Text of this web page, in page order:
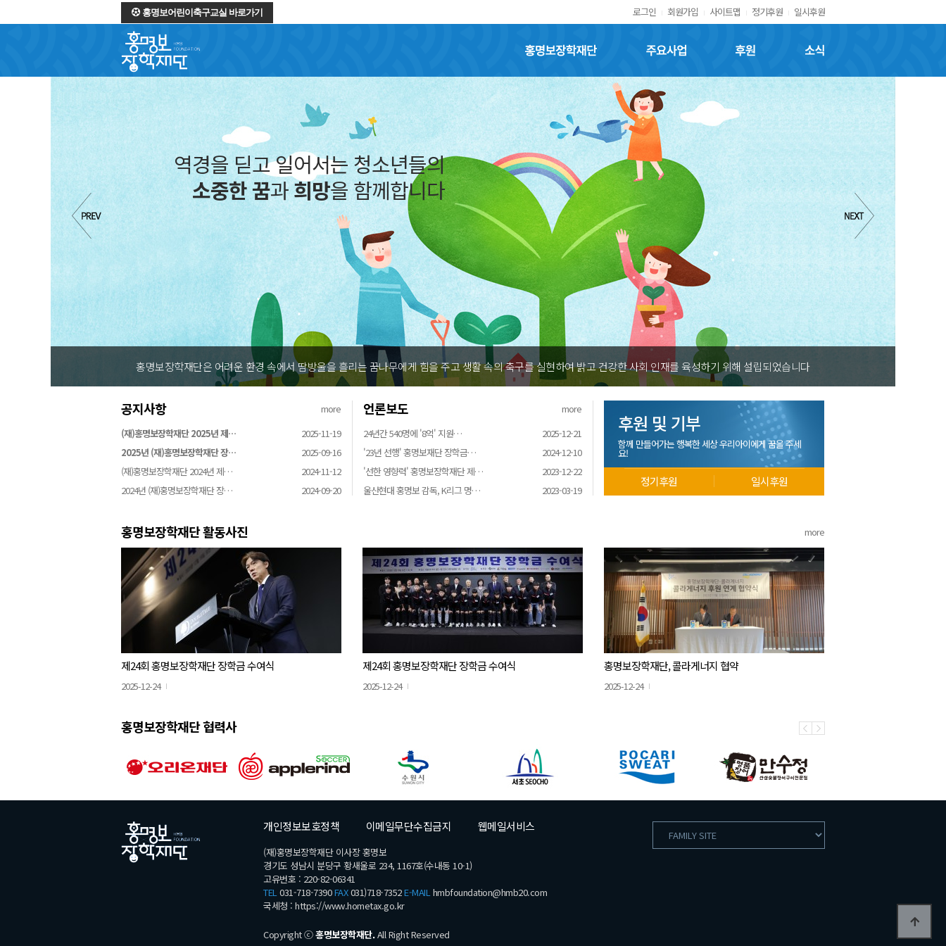
홍명보어린이축구교실 바로가기 로그인 회원가입 사이트맵 정기후원 일시후원
홍명보장학재단 주요사업 후원 소식
역경을 딛고 일어서는 청소년들의
소중한 꿈과희망을 함께합니다
홍명보장학재단은 어려운 환경 속에서 땀방울을 흘리는 꿈나무에게 힘을 주고 생활 속의 축구를 실현하여 밝고 건강한 사회 인재를 육성하기 위해 설립되었습니다
공지사항
more
(재)홍명보장학재단 2025년 제…
2025-11-19
2025년 (재)홍명보장학재단 장…
2025-09-16
(재)홍명보장학재단 2024년 제…
2024-11-12
2024년 (재)홍명보장학재단 장…
2024-09-20
언론보도
more
24년간 540명에 '8억' 지원…
2025-12-21
'23년 선행' 홍명보재단 장학금…
2024-12-10
'선한 영향력' 홍명보장학재단 제…
2023-12-22
울산현대 홍명보 감독, K리그 명…
2023-03-19
후원 및 기부
함께 만들어가는 행복한 세상 우리아이에게 꿈을 주세
요!
정기후원 일시후원
홍명보장학재단 활동사진 more
제24회 홍명보장학재단 장학금 수여식
2025-12-24
제24회 홍명보장학재단 장학금 수여식
2025-12-24
홍명보장학재단, 콜라게너지 협약
2025-12-24
홍명보장학재단 협력사
개인정보보호정책 이메일무단수집금지 웹메일서비스
(재)홍명보장학재단 이사장 홍명보
경기도 성남시 분당구 황새울로 234, 1167호(수내동 10-1)
고유번호 : 220-82-06341
TEL031-718-7390FAX031)718-7352E-MAILhmbfoundation@hmb20.com
국세청 : https://www.hometax.go.kr
Copyright ⓒ홍명보장학재단.All Right Reserved